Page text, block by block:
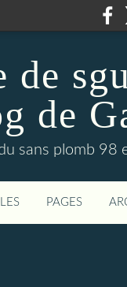
de
sans plomb 98
PAGES